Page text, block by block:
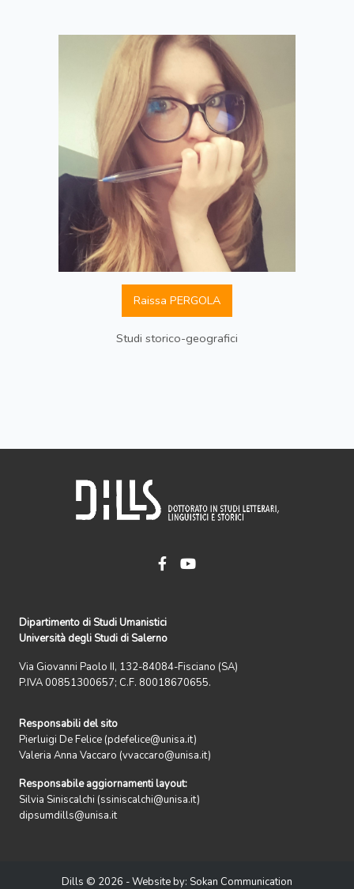
Raissa PERGOLA
Studi storico-geografici
Dipartimento di Studi Umanistici
Università degli Studi di Salerno
Via Giovanni Paolo II, 132-84084-Fisciano (SA)
P.IVA 00851300657; C.F. 80018670655.
Responsabili del sito
Pierluigi De Felice (pdefelice@unisa.it)
Valeria Anna Vaccaro (vvaccaro@unisa.it)
Responsabile aggiornamenti layout:
Silvia Siniscalchi (ssiniscalchi@unisa.it)
dipsumdills@unisa.it
Dills © 2026 - Website by: Sokan Communication